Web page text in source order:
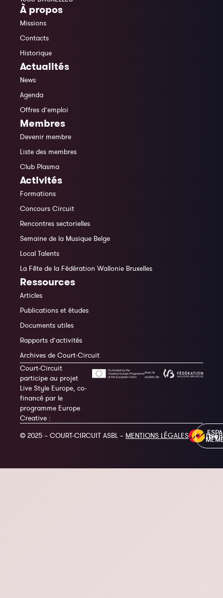
À propos
Missions
Contacts
Historique
Actualités
News
Agenda
Offres d’emploi
Membres
Devenir membre
Liste des membres
Club Plasma
Activités
Formations
Concours Circuit
Rencontres sectorielles
Semaine de la Musique Belge
Local Talents
La Fête de la Fédération Wallonie Bruxelles
Ressources
Articles
Publications et études
Documents utiles
Rapports d’activités
Archives de Court-Circuit
Court-Circuit
participe au projet
Live Style Europe, co-
financé par le
programme Europe
Creative :
© 2025 – COURT-CIRCUIT ASBL – MENTIONS LÉGALES